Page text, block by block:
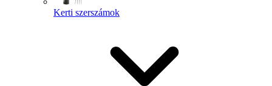
Kerti szerszámok